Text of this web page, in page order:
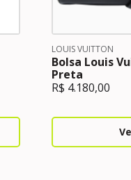
LOUIS VUITTON
Bolsa Louis
Preta
R$ 4.180,00